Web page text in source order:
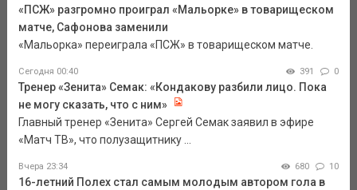
«ПСЖ» разгромно проиграл «Мальорке» в товарищеском
матче, Сафонова заменили
«Мальорка» переиграла «ПСЖ» в товарищеском матче.
Сегодня 00:40 391 0
Тренер «Зенита» Семак: «Кондакову разбили лицо. Пока
не могу сказать, что с ним»
Главный тренер «Зенита» Сергей Семак заявил в эфире
«Матч ТВ», что полузащитнику ...
Вчера 23:34 680 10
16-летний Полех стал самым молодым автором гола в